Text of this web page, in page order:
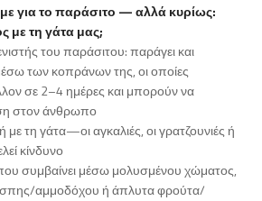
για το παράσιτο — αλλά κυρίως:
με τη γάτα μας;
του παράσιτου: παράγει και
των κοπράνων της, οι οποίες
σε 2–4 ημέρες και μπορούν να
στον άνθρωπο
τη γάτα—οι αγκαλιές, οι γρατζουνιές ή
κίνδυνο
συμβαίνει μέσω μολυσμένου χώματος,
αμμοδόχου ή άπλυτα φρούτα/